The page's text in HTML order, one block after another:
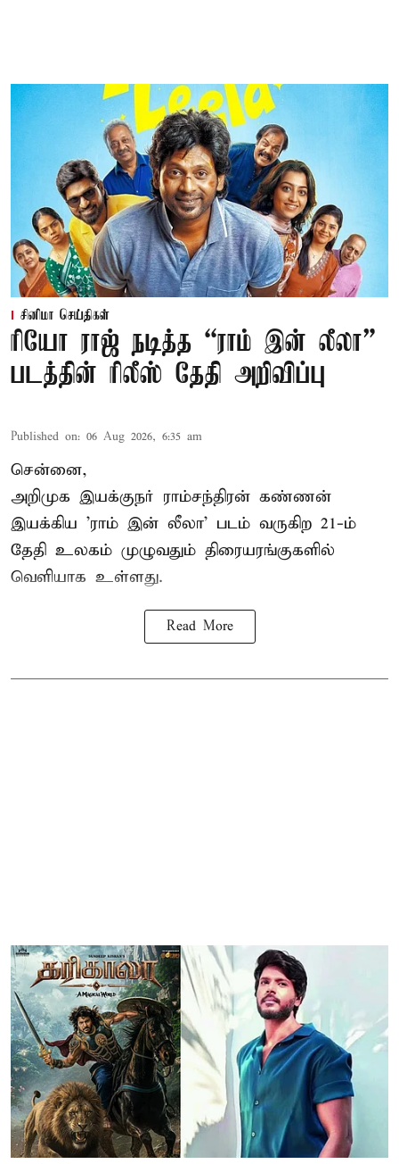
சினிமா செய்திகள்
ரியோ ராஜ் நடித்த “ராம் இன் லீலா”
படத்தின் ரிலீஸ் தேதி அறிவிப்பு
Published on: 06 Aug 2026, 6:35 am
சென்னை,
அறிமுக இயக்குநர் ராம்சந்திரன் கண்ணன்
இயக்கிய 'ராம் இன் லீலா' படம் வருகிற 21-ம்
தேதி உலகம் முழுவதும் திரையரங்குகளில்
வெளியாக உள்ளது.
Read More